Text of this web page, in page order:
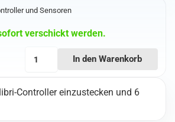
und Sensoren
verschickt werden.
IO-
In den Warenkorb
Controller einzustecken und 6